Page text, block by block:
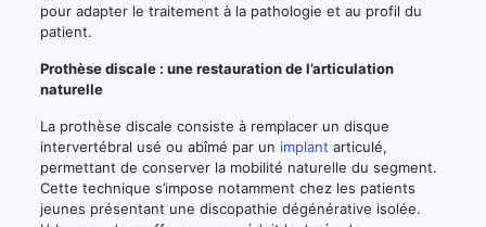
pour adapter le traitement à la pathologie et au profil du
patient.
Prothèse discale : une restauration de l’articulation
naturelle
La prothèse discale consiste à remplacer un disque
intervertébral usé ou abîmé par un implant articulé,
permettant de conserver la mobilité naturelle du segment.
Cette technique s’impose notamment chez les patients
jeunes présentant une discopathie dégénérative isolée.